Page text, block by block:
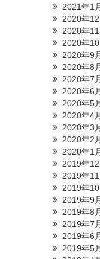
2021年1
2020年12
2020年11
2020年10
2020年9
2020年8
2020年7
2020年6
2020年5
2020年4
2020年3
2020年2
2020年1
2019年12
2019年11
2019年10
2019年9
2019年8
2019年7
2019年6
2019年5